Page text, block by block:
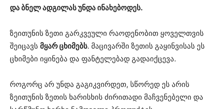
და ბნელ ადგილას უნდა ინახებოდეს.
ზეითუნის ზეთი გარკვეული რაოდენობით ყოველთვის
შეიცავს მყარ ცხიმებს. მაცივარში ზეთის გაყინვისას ეს
ცხიმები იყინება და ფანტელებად გადაიქცევა.
როგორც არ უნდა გაგიკვირდეთ, სწორედ ეს არის
ზეითუნის ზეთის ხარისხის ძირითადი მაჩვენებელი და